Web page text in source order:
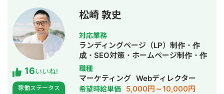
ロワーも10万人おり、インフルエンサ
ーマーケにも精通。 全ての施策担当者
がチーム内にいるため、迅速で全方位
的なサポートが可能。
16いいね!
稼働ステータス
松崎 敦史
対応業務
ランディングページ（LP）制作・作
成・SEO対策・ホームページ制作・作
成・リスティング広告運用代行・オウ
ンドメディア制作・構築・運用代行
職種
マーケティング Webディレクター
希望時給単価 5,000円～10,000円